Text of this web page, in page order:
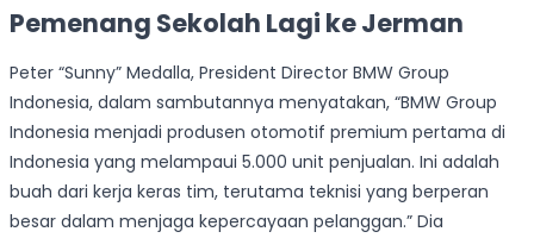
Pemenang Sekolah Lagi ke Jerman
Peter “Sunny” Medalla, President Director BMW Group
Indonesia, dalam sambutannya menyatakan, “BMW Group
Indonesia menjadi produsen otomotif premium pertama di
Indonesia yang melampaui 5.000 unit penjualan. Ini adalah
buah dari kerja keras tim, terutama teknisi yang berperan
besar dalam menjaga kepercayaan pelanggan.” Dia